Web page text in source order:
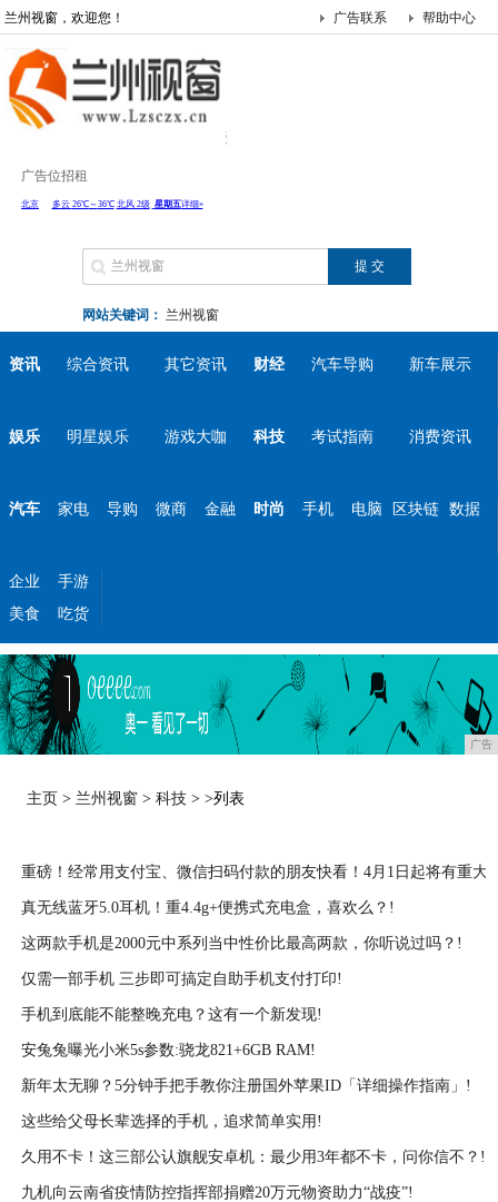
兰州视窗，欢迎您！ 帮助中心
广告联系
广告位招租
网站关键词： 兰州视窗
资讯 综合资讯 其它资讯 财经 汽车导购 新车展示
娱乐 明星娱乐 游戏大咖 科技 考试指南 消费资讯
汽车 家电 导购 微商 金融 时尚 手机 电脑 区块链 数据
企业
手游
美食
吃货
广告
主页 > 兰州视窗 >科技 > >列表
重磅！经常用支付宝、微信扫码付款的朋友快看！4月1日起将有重大
2021-03-03
真无线蓝牙5.0耳机！重4.4g+便携式充电盒，喜欢么？!
2021-03-03
这两款手机是2000元中系列当中性价比最高两款，你听说过吗？!
仅需一部手机 三步即可搞定自助手机支付打印!
手机到底能不能整晚充电？这有一个新发现!
安兔兔曝光小米5s参数:骁龙821+6GB RAM!
2021-03-03
新年太无聊？5分钟手把手教你注册国外苹果ID「详细操作指南」!
这些给父母长辈选择的手机，追求简单实用!
2021-03-03
久用不卡！这三部公认旗舰安卓机：最少用3年都不卡，问你信不？!
2021-03-03
九机向云南省疫情防控指挥部捐赠20万元物资助力“战疫”!